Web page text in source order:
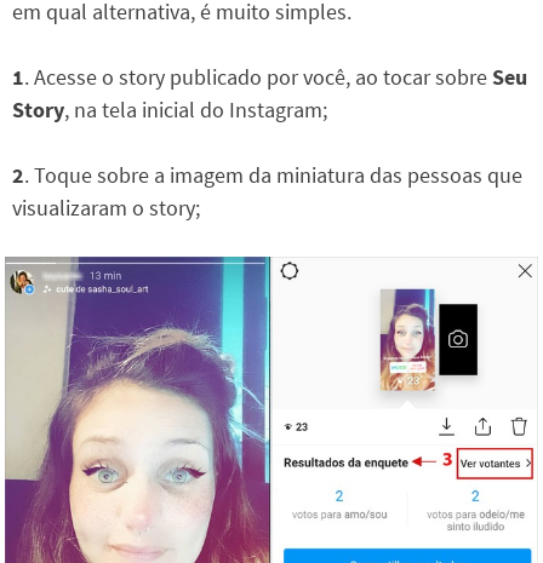
em qual alternativa, é muito simples.
1. Acesse o story publicado por você, ao tocar sobreSeu
Story, na tela inicial do Instagram;
2. Toque sobre a imagem da miniatura das pessoas que
visualizaram o story;